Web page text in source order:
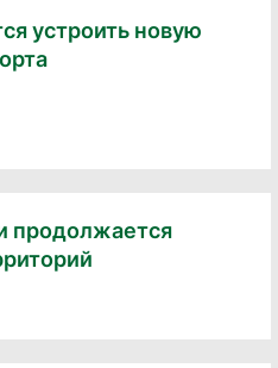
устроить новую
продолжается